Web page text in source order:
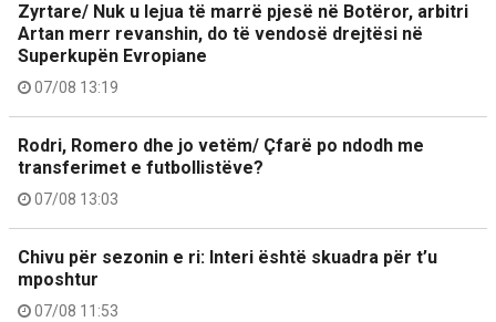
Zyrtare/ Nuk u lejua të marrë pjesë në Botëror, arbitri
Artan merr revanshin, do të vendosë drejtësi në
Superkupën Evropiane
07/08 13:19
Rodri, Romero dhe jo vetëm/ Çfarë po ndodh me
transferimet e futbollistëve?
07/08 13:03
Chivu për sezonin e ri: Interi është skuadra për t’u
mposhtur
07/08 11:53